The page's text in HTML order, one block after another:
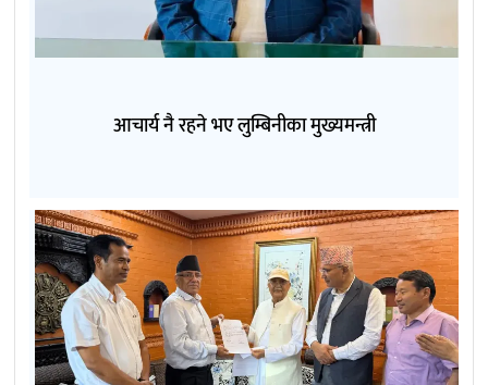
आचार्य नै रहने भए लुम्बिनीका मुख्यमन्त्री